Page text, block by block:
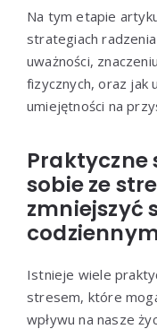
Na tym etapie
strategiach
uważności,
fizycznych, oraz jak
umiejętności na
Praktyczne
sobie ze
zmniejszyć
Istnieje wiele
stresem, które
wpływu na nasze